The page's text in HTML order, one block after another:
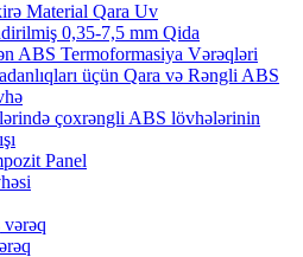
Material Qara Uv
0,35-7,5 mm Qida
ABS Termoformasiya Vərəqləri
üçün Qara və Rəngli ABS
çoxrəngli ABS lövhələrinin
Panel